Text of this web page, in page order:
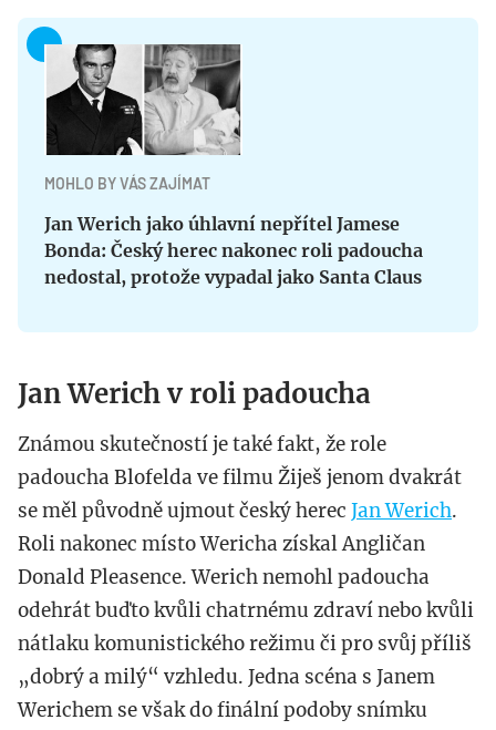
MOHLO BY VÁS ZAJÍMAT
Jan Werich jako úhlavní nepřítel Jamese
Bonda: Český herec nakonec roli padoucha
nedostal, protože vypadal jako Santa Claus
Jan Werich v roli padoucha
Známou skutečností je také fakt, že role
padoucha Blofelda ve filmu Žiješ jenom dvakrát
se měl původně ujmout český herec Jan Werich.
Roli nakonec místo Wericha získal Angličan
Donald Pleasence. Werich nemohl padoucha
odehrát buďto kvůli chatrnému zdraví nebo kvůli
nátlaku komunistického režimu či pro svůj příliš
„dobrý a milý“ vzhledu. Jedna scéna s Janem
Werichem se však do finální podoby snímku